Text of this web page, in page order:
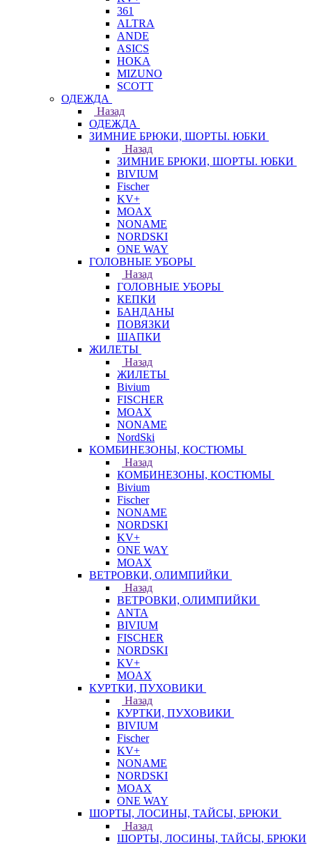
361
ALTRA
ANDE
ASICS
HOKA
MIZUNO
SCOTT
ОДЕЖДА
Назад
ОДЕЖДА
ЗИМНИЕ БРЮКИ, ШОРТЫ. ЮБКИ
Назад
ЗИМНИЕ БРЮКИ, ШОРТЫ. ЮБКИ
BIVIUM
Fischer
KV+
MOAX
NONAME
NORDSKI
ONE WAY
ГОЛОВНЫЕ УБОРЫ
Назад
ГОЛОВНЫЕ УБОРЫ
КЕПКИ
БАНДАНЫ
ПОВЯЗКИ
ШАПКИ
ЖИЛЕТЫ
Назад
ЖИЛЕТЫ
Bivium
FISCHER
MOAX
NONAME
NordSki
КОМБИНЕЗОНЫ, КОСТЮМЫ
Назад
КОМБИНЕЗОНЫ, КОСТЮМЫ
Bivium
Fischer
NONAME
NORDSKI
KV+
ONE WAY
MOAX
ВЕТРОВКИ, ОЛИМПИЙКИ
Назад
ВЕТРОВКИ, ОЛИМПИЙКИ
ANTA
BIVIUM
FISCHER
NORDSKI
KV+
MOAX
КУРТКИ, ПУХОВИКИ
Назад
КУРТКИ, ПУХОВИКИ
BIVIUM
Fischer
KV+
NONAME
NORDSKI
MOAX
ONE WAY
ШОРТЫ, ЛОСИНЫ, ТАЙСЫ, БРЮКИ
Назад
ШОРТЫ, ЛОСИНЫ, ТАЙСЫ, БРЮКИ